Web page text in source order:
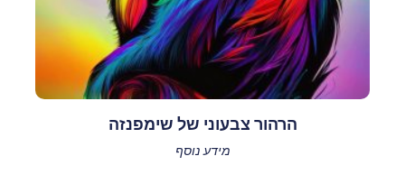
הרהור צבעוני של שימפנזה
מידע נוסף